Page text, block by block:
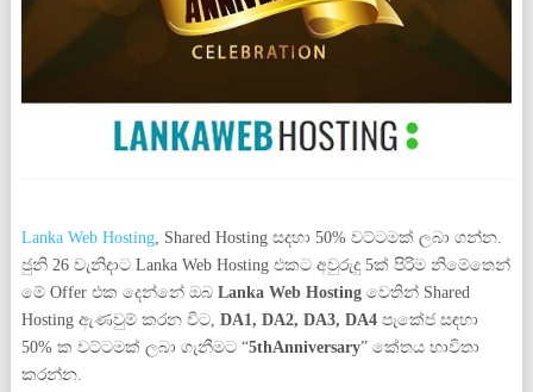
Lanka Web Hosting, Shared Hosting සදහා 50% වට්ටමක් ලබා ගන්න.
ජුනි 26 වැනිදාට Lanka Web Hosting එකට අවුරුදු 5ක් පිරිම නිමේතෙන්
මේ Offer එක දෙන්නේ ඔබ Lanka Web Hostingවෙතින් Shared
Hosting ඇණවුම් කරන විට, DA1, DA2, DA3, DA4පැකේජ සඳහා
50% ක වට්ටමක් ලබා ගැනීමට “5thAnniversary” කේතය භාවිතා
කරන්න.